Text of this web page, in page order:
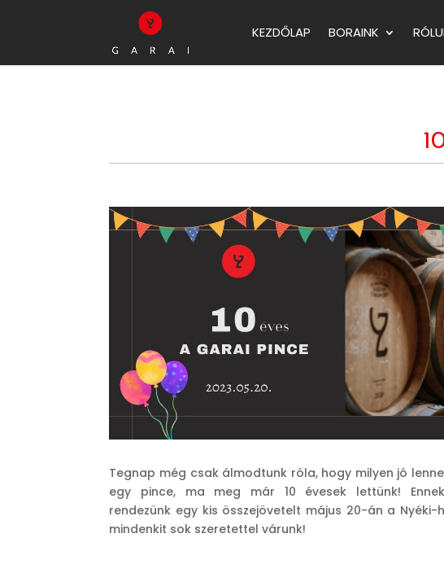
KEZDŐLAP BORAINK
Tegnap még csak álmodtunk róla, hogy milyen jó
egy pince, ma meg már 10 évesek lettünk!
rendezünk egy kis összejövetelt május 20-án a Nyéki-
mindenkit sok szeretettel várunk!